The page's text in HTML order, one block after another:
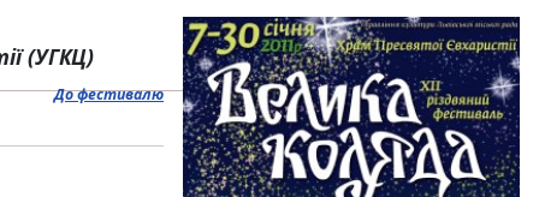
(УГКЦ)
До фестивалю